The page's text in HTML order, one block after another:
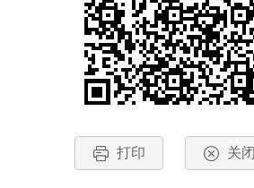
打印 关闭